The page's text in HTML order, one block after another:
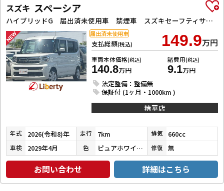
スズキ スペーシア
ハイブリッドG 届出済未使用車 禁煙車 スズキセーフティサポート LEDヘッドライト スマートキー プッシュスタート アイドリングストップ 両側スライドドア ステアリングスイッチ 電動格納ミラー オートエアコン
支払総額(税込) 149.9万円
車両本体価格(税込)
140.8万円
諸費用(税込)
9.1万円
法定整備：整備無
保証付 (1ヶ月・1000km )
届出済未使用車
精華店
年式 2026(令和8)年 走行 7km 排気 660cc
車検 2029年4月 色 ピュアホワイトパール 修復 無
お問い合わせ 詳細はこちら